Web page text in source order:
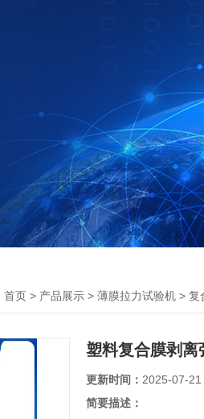
首页 > 产品展示 > 薄膜拉力试验机 > 复
塑料复合膜剥离
更新时间： 2025-07-21
简要描述：